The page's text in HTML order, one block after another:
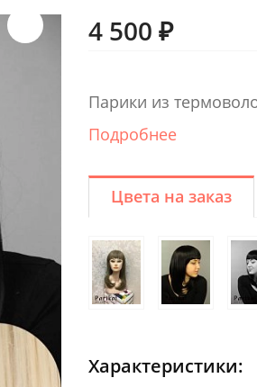
4 500 ₽
Парики из
Подробнее
Цвета на заказ
Характеристики: